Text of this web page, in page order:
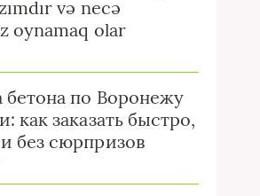
və necə
oynamaq olar
бетона по Воронежу
как заказать быстро,
без сюрпризов